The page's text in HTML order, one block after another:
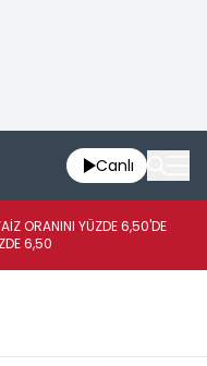
Canlı
ORANINI YÜZDE 6,50'DE
6,50